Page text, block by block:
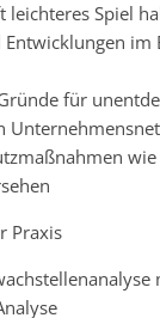
Spiel
im
für
Praxis